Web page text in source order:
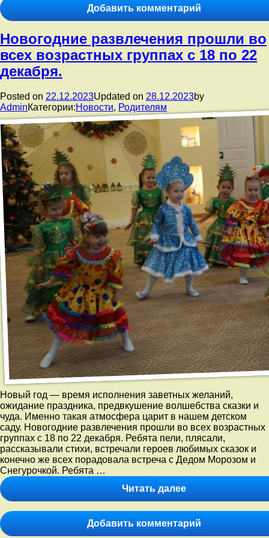
Добавить комментарий
25.12.2023
Новогодние развлечения прошли во
всех возрастных группах с 18 по 22
декабря.
Posted on 22.12.2023Updated on 28.12.2023by
AdminКатегории:Новости, Родителям
Новый год — время исполнения заветных желаний,
ожидание праздника, предвкушение волшебства сказки и
чуда. Именно такая атмосфера царит в нашем детском
саду. Новогодние развлечения прошли во всех возрастных
группах с 18 по 22 декабря. Ребята пели, плясали,
рассказывали стихи, встречали героев любимых сказок и
конечно же всех порадовала встреча с Дедом Морозом и
Снегурочкой. Ребята …
Читать далееНовогодние
прошли
во
всех
Добавить комментарий